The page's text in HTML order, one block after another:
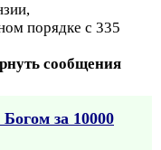
порядке с 335
сообщения
за 10000